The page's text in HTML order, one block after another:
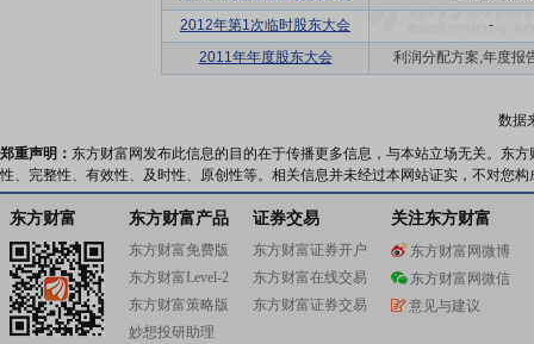
2012年第1次临时股东大会
-
2011年年度股东大会
利润分配方案,年度报
数据
郑重声明： 东方财富网发布此信息的目的在于传播更多信息，与本站立场无关。东
性、完整性、有效性、及时性、原创性等。相关信息并未经过本网站证实，不对您
东方财富 东方财富产品
东方财富免费版
东方财富Level-2
东方财富策略版
妙想投研助理
证券交易
东方财富证券开户
东方财富在线交易
东方财富证券交易
关注东方财富
东方财富网微博
东方财富网微信
意见与建议